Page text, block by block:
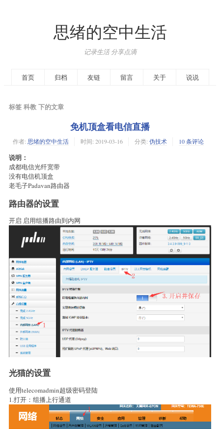
思绪的空中生活
记录生活 分享点滴
首页 归档 友链 留言 关于 说说
标签 科教 下的文章
免机顶盒看电信直播
作者: 思绪的空中生活 时间: 2019-03-16 分类: 伪技术 10 条评论
说明：
成都电信光纤宽带
没有电信机顶盒
老毛子Padavan路由器
路由器的设置
开启 启用组播路由到内网
光猫的设置
使用telecomadmin超级密码登陆
1.打开：组播上行通道